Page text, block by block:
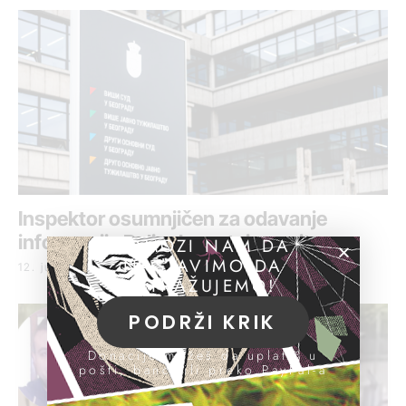
Inspektor osumnjičen za odavanje
informacija Belivuku ostaje u pritvoru
12. jul 2021.
POMOZI NAM DA
NASTAVIMO DA
ISTRAŽUJEMO!
PODRŽI KRIK
Donacije možeš da uplatiš u
pošti, banci ili preko PayPal-a